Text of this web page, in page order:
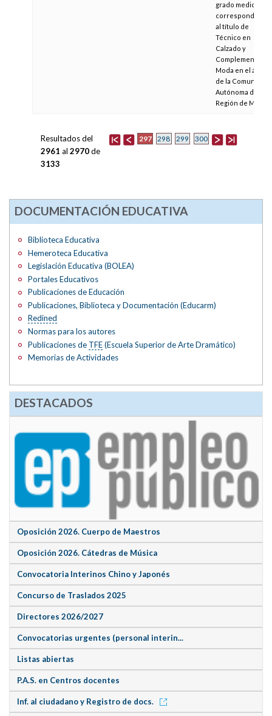
grado medio
correspondiente
al título de
Técnico en
Calzado y
Complementos
Moda en el
de la Comunidad
Autónoma de la
Región de Murcia
297 298 299 300
Resultados del
2961 al 2970de
3133
DOCUMENTACIÓN EDUCATIVA
Biblioteca Educativa
Hemeroteca Educativa
Legislación Educativa (BOLEA)
Portales Educativos
Publicaciones de Educación
Publicaciones, Biblioteca y Documentación (Educarm)
Redined
Normas para los autores
Publicaciones de TFE(Escuela Superior de Arte Dramático)
Memorias de Actividades
DESTACADOS
Oposición 2026. Cuerpo de Maestros
Oposición 2026. Cátedras de Música
Convocatoria Interinos Chino y Japonés
Concurso de Traslados 2025
Directores 2026/2027
Convocatorias urgentes (personal interin...
Listas abiertas
P.A.S. en Centros docentes
Inf. al ciudadano y Registro de docs.